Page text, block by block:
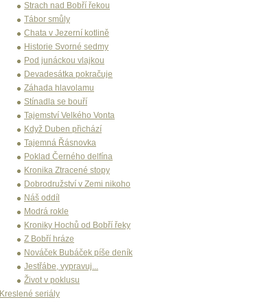
Strach nad Bobří řekou
Tábor smůly
Chata v Jezerní kotlině
Historie Svorné sedmy
Pod junáckou vlajkou
Devadesátka pokračuje
Záhada hlavolamu
Stínadla se bouří
Tajemství Velkého Vonta
Když Duben přichází
Tajemná Řásnovka
Poklad Černého delfína
Kronika Ztracené stopy
Dobrodružství v Zemi nikoho
Náš oddíl
Modrá rokle
Kroniky Hochů od Bobří řeky
Z Bobří hráze
Nováček Bubáček píše deník
Jestřábe, vypravuj...
Život v poklusu
Kreslené seriály